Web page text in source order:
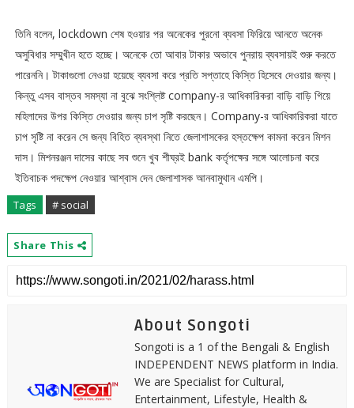
তিনি বলেন, lockdown শেষ হওয়ার পর অনেকের পুরনো ব্যবসা ফিরিয়ে আনতে অনেক
অসুবিধার সম্মুখীন হতে হচ্ছে। অনেকে তো আবার টাকার অভাবে পুনরায় ব্যবসায়ই শুরু করতে
পারেননি। টাকাগুলো নেওয়া হয়েছে ব্যবসা করে প্রতি সপ্তাহে কিস্তি হিসেবে দেওয়ার জন্য।
কিন্তু এসব বাস্তব সমস্যা না বুঝে সংশ্লিষ্ট company-র আধিকারিকরা বাড়ি বাড়ি গিয়ে
মহিলাদের উপর কিস্তি দেওয়ার জন্য চাপ সৃষ্টি করছেন। Company-র আধিকারিকরা যাতে
চাপ সৃষ্টি না করেন সে জন্য বিহিত ব্যবস্থা নিতে জেলাশাসকের হস্তক্ষেপ কামনা করেন মিশন
দাস। মিশনরঞ্জন দাসের কাছে সব শুনে খুব শীঘ্রই bank কর্তৃপক্ষের সঙ্গে আলোচনা করে
ইতিবাচক পদক্ষেপ নেওয়ার আশ্বাস দেন জেলাশাসক আনবামুথান এমপি।
Tags # social
Share This
About Songoti
Songoti is a 1 of the Bengali & English
INDEPENDENT NEWS platform in India.
We are Specialist for Cultural,
Entertainment, Lifestyle, Health &